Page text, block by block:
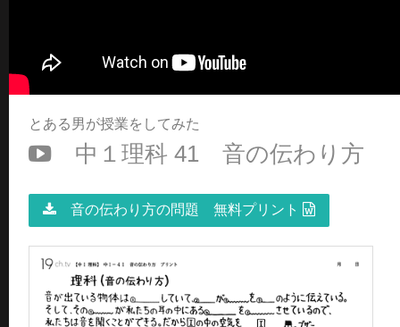
とある男が授業をしてみた
中１理科 41 音の伝わり方
音の伝わり方の問題 無料プリント